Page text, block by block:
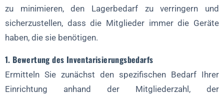
zu minimieren, den Lagerbedarf zu verringern und
sicherzustellen, dass die Mitglieder immer die Geräte
haben, die sie benötigen.
1. Bewertung des Inventarisierungsbedarfs
Ermitteln Sie zunächst den spezifischen Bedarf Ihrer
Einrichtung anhand der Mitgliederzahl, der